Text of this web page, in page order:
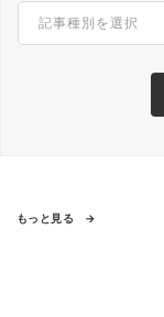
もっと見る